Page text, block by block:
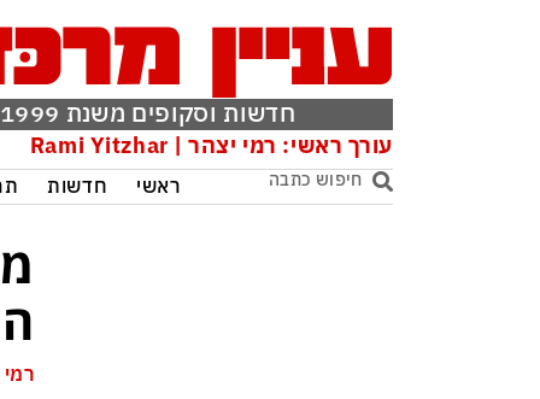
חדשות וסקופים משנת 1999
עורך ראשי: רמי יצהר | Rami Yitzhar
ראשי חדשות